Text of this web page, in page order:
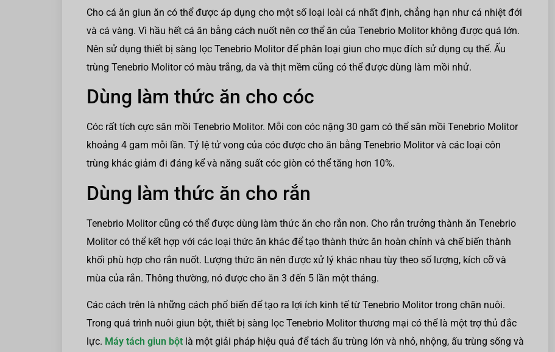
Cho cá ăn giun ăn có thể được áp dụng cho một số loại loài cá nhất định, chẳng hạn như cá nhiệt đới
và cá vàng. Vì hầu hết cá ăn bằng cách nuốt nên cơ thể ăn của Tenebrio Molitor không được quá lớn.
Nên sử dụng thiết bị sàng lọc Tenebrio Molitor để phân loại giun cho mục đích sử dụng cụ thể. Ấu
trùng Tenebrio Molitor có màu trắng, da và thịt mềm cũng có thể được dùng làm mồi nhử.
Dùng làm thức ăn cho cóc
Cóc rất tích cực săn mồi Tenebrio Molitor. Mỗi con cóc nặng 30 gam có thể săn mồi Tenebrio Molitor
khoảng 4 gam mỗi lần. Tỷ lệ tử vong của cóc được cho ăn bằng Tenebrio Molitor và các loại côn
trùng khác giảm đi đáng kể và năng suất cóc giòn có thể tăng hơn 10%.
Dùng làm thức ăn cho rắn
Tenebrio Molitor cũng có thể được dùng làm thức ăn cho rắn non. Cho rắn trưởng thành ăn Tenebrio
Molitor có thể kết hợp với các loại thức ăn khác để tạo thành thức ăn hoàn chỉnh và chế biến thành
khối phù hợp cho rắn nuốt. Lượng thức ăn nên được xử lý khác nhau tùy theo số lượng, kích cỡ và
mùa của rắn. Thông thường, nó được cho ăn 3 đến 5 lần một tháng.
Các cách trên là những cách phổ biến để tạo ra lợi ích kinh tế từ Tenebrio Molitor trong chăn nuôi.
Trong quá trình nuôi giun bột, thiết bị sàng lọc Tenebrio Molitor thương mại có thể là một trợ thủ đắc
lực. Máy tách giun bột là một giải pháp hiệu quả để tách ấu trùng lớn và nhỏ, nhộng, ấu trùng sống và